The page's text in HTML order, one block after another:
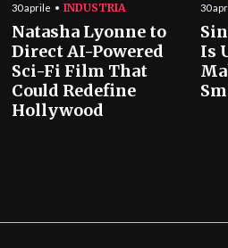
30 aprile INDUSTRIA
Natasha Lyonne to
Direct AI-Powered
Sci-Fi Film That
Could Redefine
Hollywood
30
Is